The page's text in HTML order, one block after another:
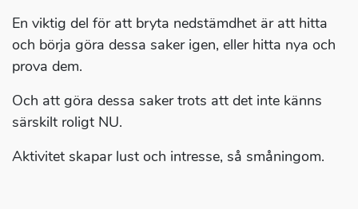
En viktig del för att bryta nedstämdhet är att hitta
och börja göra dessa saker igen, eller hitta nya och
prova dem.
Och att göra dessa saker trots att det inte känns
särskilt roligt NU.
Aktivitet skapar lust och intresse, så småningom.